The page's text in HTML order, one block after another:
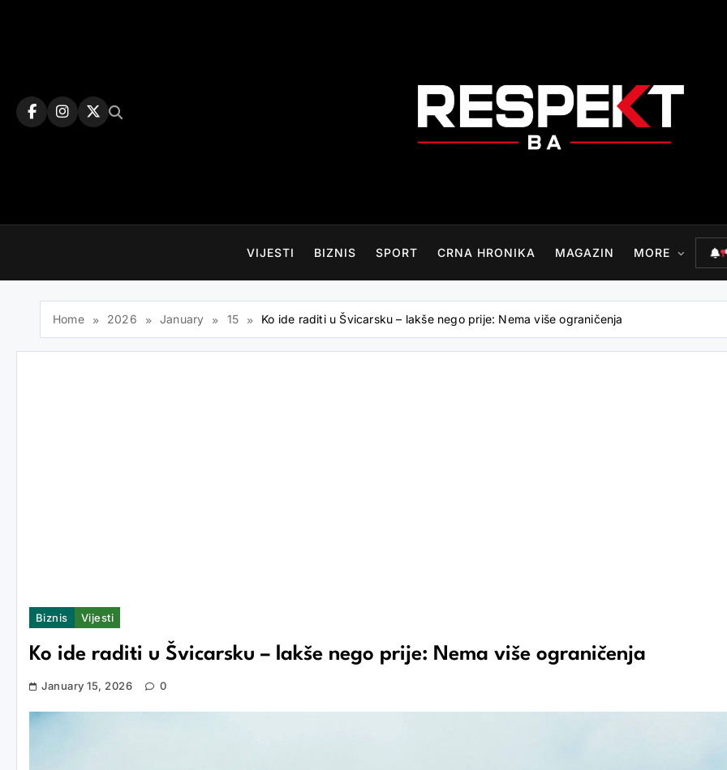
VIJESTI BIZNIS SPORT CRNA HRONIKA MAGAZIN MORE
Home 2026 January 15 Ko ide raditi u Švicarsku – lakše nego prije: Nema više ograničenja
Biznis Vijesti
Ko ide raditi u Švicarsku – lakše nego prije: Nema više ograničenja
January 15, 2026 0